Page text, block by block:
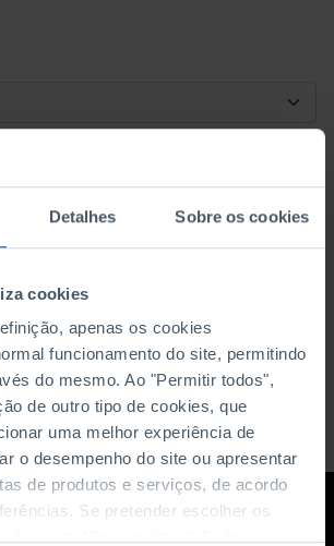
Detalhes Sobre os cookies
cookies
apenas os cookies
funcionamento do site, permitindo
do mesmo. Ao "Permitir todos",
de outro tipo de cookies, que
uma melhor experiência de
o desempenho do site ou apresentar
de produtos e serviços, de acordo
Se pretender escolher os